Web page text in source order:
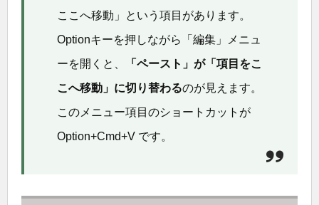
ここへ移動」という項目があります。
Optionキーを押しながら「編集」メニュ
ーを開くと、
「ペースト」が「項目をこ
こへ移動」に切り替わるのが見えます。
このメニュー項目のショートカットが
Option+Cmd+V です。